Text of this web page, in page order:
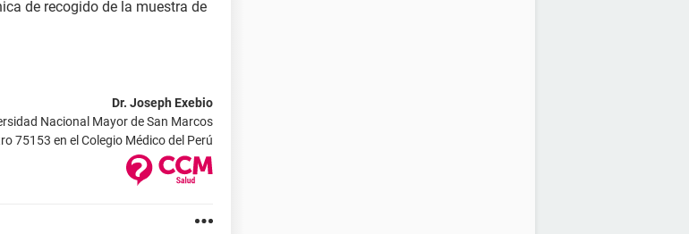
de recogido de la muestra de
Dr. Joseph Exebio
Nacional Mayor de San Marcos
75153 en el Colegio Médico del Perú